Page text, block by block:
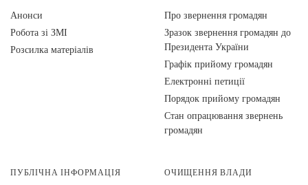
Анонси
Робота зі ЗМІ
Розсилка матеріалів
Про звернення громадян
Зразок звернення громадян до
Президента України
Графік прийому громадян
Електронні петиції
Порядок прийому громадян
Стан опрацювання звернень
громадян
ПУБЛІЧНА ІНФОРМАЦІЯ ОЧИЩЕННЯ ВЛАДИ